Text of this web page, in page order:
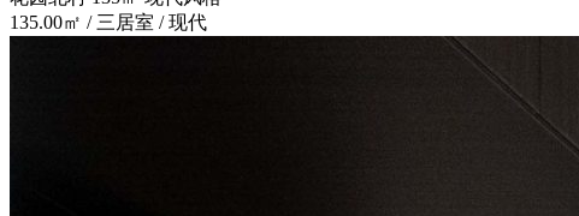
135.00㎡ / 三居室 / 现代